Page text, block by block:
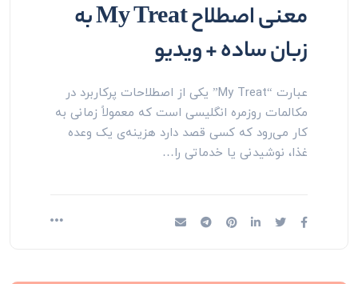
معنی اصطلاح My Treat به
زبان ساده + ویدیو
عبارت “My Treat” یکی از اصطلاحات پرکاربرد در
مکالمات روزمره انگلیسی است که معمولاً زمانی به
کار می‌رود که کسی قصد دارد هزینه‌ی یک وعده
غذا، نوشیدنی یا خدماتی را…